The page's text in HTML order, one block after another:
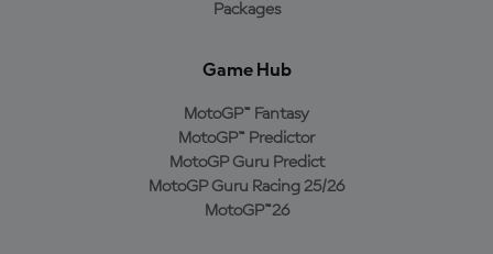
Packages
Game Hub
MotoGP™ Fantasy
MotoGP™ Predictor
MotoGP Guru Predict
MotoGP Guru Racing 25/26
MotoGP™26